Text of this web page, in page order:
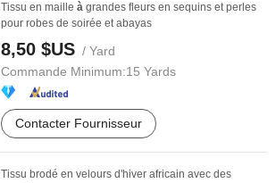
Tissu en maille à grandes fleurs en sequins et perles
pour robes de soirée et abayas
8,50 $US / Yard
Commande Minimum:15 Yards
Contacter Fournisseur
Tissu brodé en velours d'hiver africain avec des